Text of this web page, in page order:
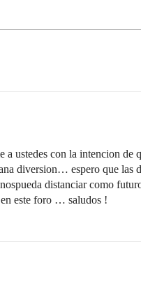
ustedes con la intencion de
diversion… espero que las
distanciar como
este foro … saludos !